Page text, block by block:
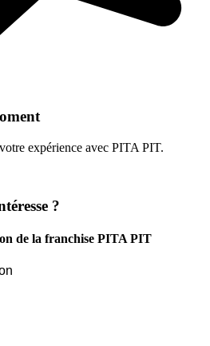
expérience avec PITA PIT.
?
de la franchise PITA PIT